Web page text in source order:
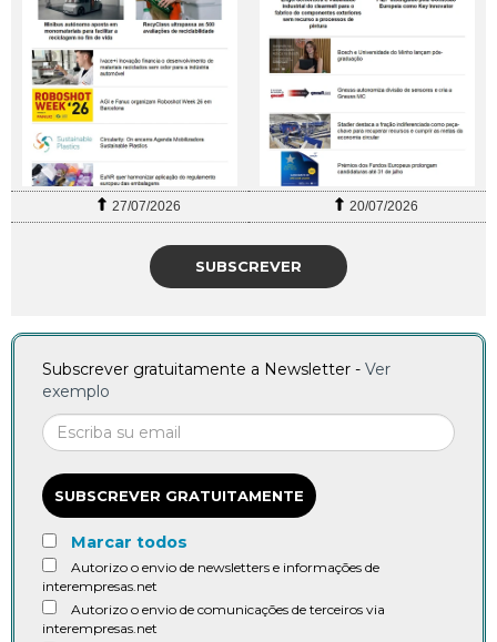
27/07/2026 20/07/2026
SUBSCREVER
Subscrever gratuitamente a Newsletter - Ver
exemplo
SUBSCREVER GRATUITAMENTE
Marcar todos
Autorizo o envio de newsletters e informações de
interempresas.net
Autorizo o envio de comunicações de terceiros via
interempresas.net